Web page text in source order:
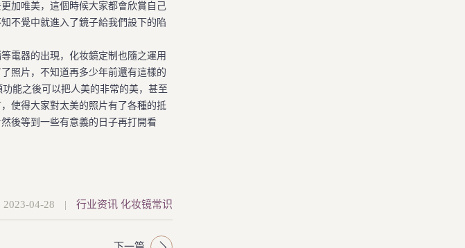
加唯美，這個時候大家都會欣賞自己
不覺中就進入了鏡子給我們設下的陷
電器的出現，化妆鏡定制也隨之運用
照片，不知道再多少年前還有這樣的
能之後可以把人美的非常的美，甚至
使得大家對太美的照片有了各種的抵
後等到一些有意義的日子再打開看
2023-04-28 | 行业资讯 化妆镜常识